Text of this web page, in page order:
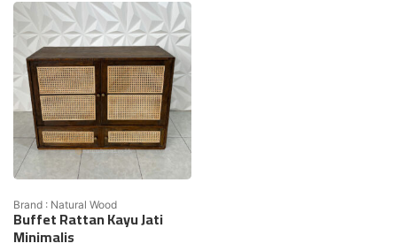
Brand : Natural Wood
Buffet Rattan Kayu Jati
Minimalis